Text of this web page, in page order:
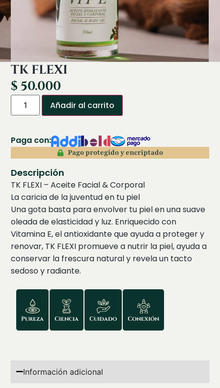
TK FLEXI
$ 50.000
Añadir al carrito
Paga con:
Pago protegido y encriptado
Descripción
TK FLEXI – Aceite Facial & Corporal
La caricia de la juventud en tu piel
Una gota basta para envolver tu piel en una suave
oleada de elasticidad y luz. Enriquecido con
Vitamina E, el antioxidante que ayuda a proteger y
renovar, TK FLEXI promueve a nutrir la piel, ayuda a
conservar la frescura natural y revela un tacto
sedoso y radiante.
Pureza Ciencia Cuidado Conexión
Información adicional